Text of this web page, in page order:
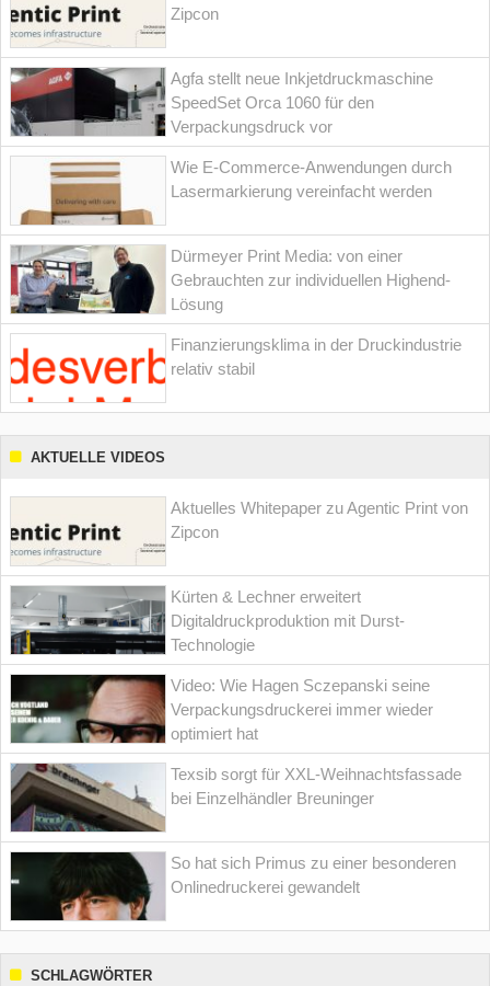
Zipcon
Agfa stellt neue Inkjetdruckmaschine
SpeedSet Orca 1060 für den
Verpackungsdruck vor
Wie E-Commerce-Anwendungen durch
Lasermarkierung vereinfacht werden
Dürmeyer Print Media: von einer
Gebrauchten zur individuellen Highend-
Lösung
Finanzierungsklima in der Druckindustrie
relativ stabil
AKTUELLE VIDEOS
Aktuelles Whitepaper zu Agentic Print von
Zipcon
Kürten & Lechner erweitert
Digitaldruckproduktion mit Durst-
Technologie
Video: Wie Hagen Sczepanski seine
Verpackungsdruckerei immer wieder
optimiert hat
Texsib sorgt für XXL-Weihnachtsfassade
bei Einzelhändler Breuninger
So hat sich Primus zu einer besonderen
Onlinedruckerei gewandelt
SCHLAGWÖRTER